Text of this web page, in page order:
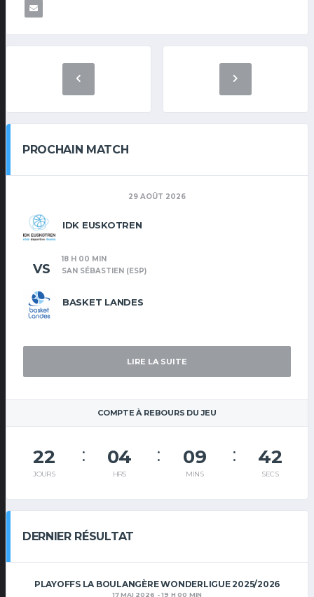
PROCHAIN MATCH
29 AOÛT 2026
IDK EUSKOTREN
BASKET LANDES
VS
18 H 00 MIN
SAN SÉBASTIEN (ESP)
LIRE LA SUITE
COMPTE À REBOURS DU JEU
22
JOURS
04
HRS
09
MINS
42
SECS
DERNIER RÉSULTAT
PLAYOFFS LA BOULANGÈRE WONDERLIGUE 2025/2026
17 MAI 2026 - 19 H 00 MIN